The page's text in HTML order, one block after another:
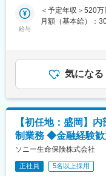
■当社について：
う存在でありたい
より支持いただい
に繋がっておりま
在籍する社員は異
す。先輩社員の
ており安心して業
変更の範囲：会社
◇新規顧客や既存
◇システム活用と
手県のリーディン
◎非対面取引とい
◎指導体制があり
■キャリアチャレン
計画的・体系的な
ては階層別研修、
外研修にも積極的
して、公的資格の
給与
＜予定年収＞520
月額（基本給）：
あくまでも目安の
ります。月給(月
気になる
【初任地：盛岡】
制業務 ◆金融経
ソニー生命保険株式会社
正社員 5名以上採用